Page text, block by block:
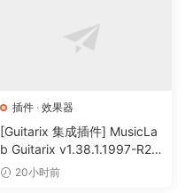
插件 · 效果器
[Guitarix 集成插件] MusicLa
b Guitarix v1.38.1.1997-R2R
[WiN]（7.5MB）
20小时前